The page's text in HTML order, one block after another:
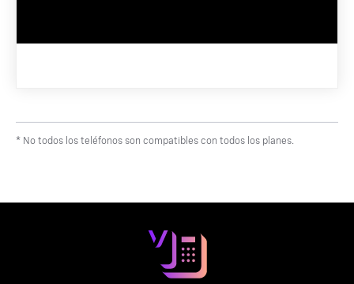
* No todos los teléfonos son compatibles con todos los planes.